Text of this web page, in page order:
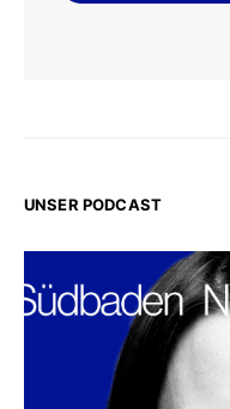
UNSER PODCAST